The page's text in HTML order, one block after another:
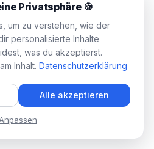
Was ist das und
tun?
22. Juni 2026
Finden von E-Mails;
Privatsphäre 🍪
um zu verstehen, wie der
personalisierte Inhalte
was du akzeptierst.
Inhalt. Datenschutzerklärung
Alle akzeptieren
Anpassen